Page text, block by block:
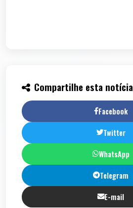
Compartilhe esta notícia
Facebook
Twitter
WhatsApp
Telegram
E-mail